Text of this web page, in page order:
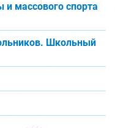
и массового спорта
Школьный